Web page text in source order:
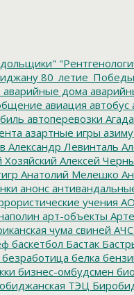
80_летие_Победы
аварийные дома
авиация автобус
автоперевозки Агада
азартные игры
Александр Левинталь
Хозяйский Алексей
Анатолий Мелешко
анонс
учения
арт-объекты
чума свиней АЧС
баскетбол Бастак
безработица белка
бизнес-омбудсмен
ТЭЦ